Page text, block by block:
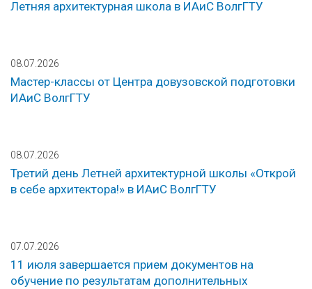
Летняя архитектурная школа в ИАиС ВолгГТУ
08.07.2026
Мастер-классы от Центра довузовской подготовки
ИАиС ВолгГТУ
08.07.2026
Третий день Летней архитектурной школы «Открой
в себе архитектора!» в ИАиС ВолгГТУ
07.07.2026
11 июля завершается прием документов на
обучение по результатам дополнительных